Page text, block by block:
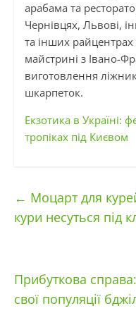
арабама та
Чернівцях, Львові,
та інших
майстрині з Івано-
виготовлення
шкарпеток.
Екзотика в Україні:
тропіках під Києвом
← Моцарт для
кури несуться під
Прибуткова
свої популяції